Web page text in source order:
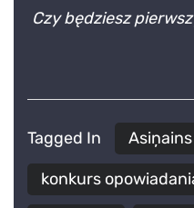
Czy będziesz
Tagged In
konkurs